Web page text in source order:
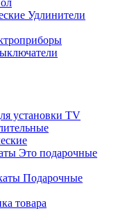
Удлинители
установки TV
Это подарочные
Подарочные
товара